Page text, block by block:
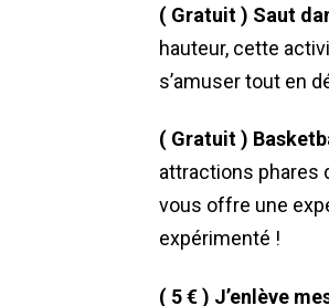
( Gratuit ) Saut
hauteur, cette
s’amuser tout en
( Gratuit )
attractions phares
vous offre une
expérimenté !
( 5 € ) J’enlève